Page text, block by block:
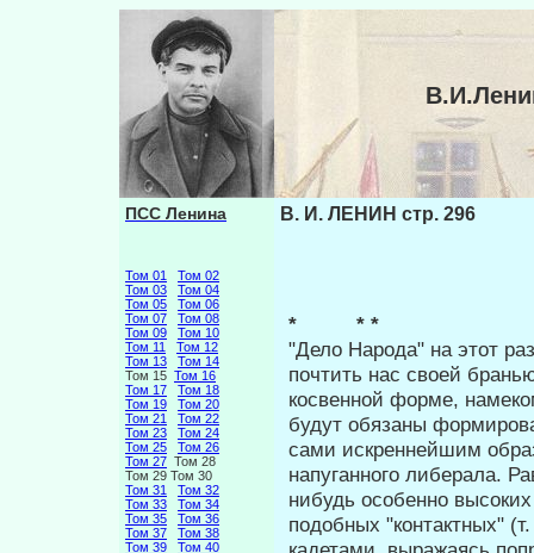
ПСС Ленина
Том 01
Том 02
Том 03
Том 04
Том 05
Том 06
Том 07
Том 08
Том 09
Том 10
Том 11
Том 12
Том 13
Том 14
Том 15 Том 16
Том 17
Том 18
Том 19
Том 20
Том 21
Том 22
Том 23
Том 24
Том 25
Том 26
Том 27 Том 28
Том 29 Том 30
Том 31
Том 32
Том 33
Том 34
Том 35
Том 36
Том 37
Том 38
Том 39
Том 40
В. И. ЛЕНИН стр. 296
* * *
"Дело Народа" на этот
почтить нас своей
косвенной форме,
будут обязаны
сами искреннейшим
напуганного либерала.
нибудь особенно
подобных "контактных"